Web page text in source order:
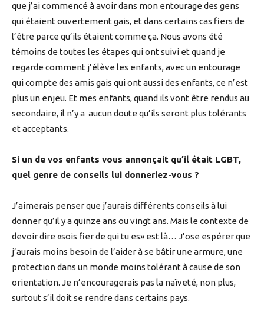
que j’ai commencé à avoir dans mon entourage des gens
qui étaient ouvertement gais, et dans certains cas fiers de
l’être parce qu’ils étaient comme ça. Nous avons été
témoins de toutes les étapes qui ont suivi et quand je
regarde comment j’élève les enfants, avec un entourage
qui compte des amis gais qui ont aussi des enfants, ce n’est
plus un enjeu. Et mes enfants, quand ils vont être rendus au
secondaire, il n’y a aucun doute qu’ils seront plus tolérants
et acceptants.
Si un de vos enfants vous annonçait qu’il était LGBT,
quel genre de conseils lui donneriez-vous ?
J’aimerais penser que j’aurais différents conseils à lui
donner qu’il y a quinze ans ou vingt ans. Mais le contexte de
devoir dire «sois fier de qui tu es» est là… J’ose espérer que
j’aurais moins besoin de l’aider à se bâtir une armure, une
protection dans un monde moins tolérant à cause de son
orientation. Je n’encouragerais pas la naïveté, non plus,
surtout s’il doit se rendre dans certains pays.